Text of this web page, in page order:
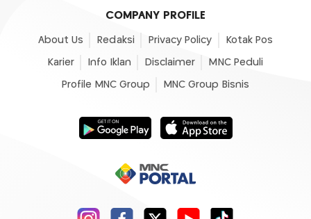
COMPANY PROFILE
About Us Redaksi Privacy Policy Kotak Pos
Karier Info Iklan Disclaimer MNC Peduli
Profile MNC Group MNC Group Bisnis